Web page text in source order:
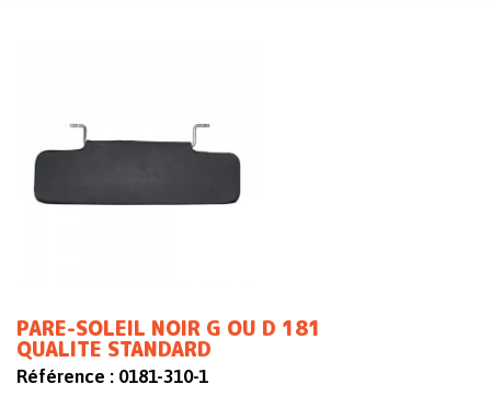
PARE-SOLEIL NOIR G OU D 181
QUALITE STANDARD
Référence : 0181-310-1